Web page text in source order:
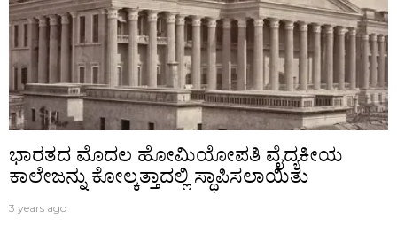
ಭಾರತದ ಮೊದಲ ಹೋಮಿಯೋಪತಿ ವೈದ್ಯಕೀಯ
ಕಾಲೇಜನ್ನು ಕೋಲ್ಕತ್ತಾದಲ್ಲಿ ಸ್ಥಾಪಿಸಲಾಯಿತು
3 years ago